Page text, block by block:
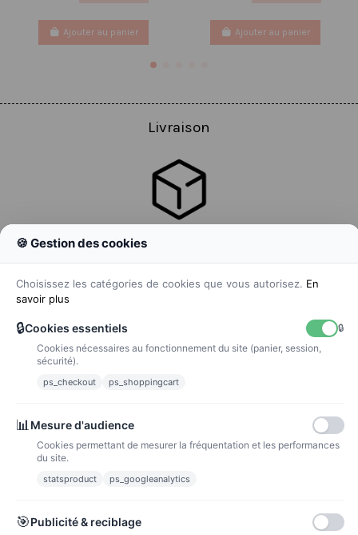
Ajouter au panier Ajouter au panier
Livraison
La poste
🍪 Gestion des cookies
Choisissez les catégories de cookies que vous autorisez. En
savoir plus
🔒Cookies essentiels
🔒
Cookies nécessaires au fonctionnement du site (panier, session,
sécurité).
ps_checkout ps_shoppingcart
📊 Mesure d'audience
Cookies permettant de mesurer la fréquentation et les performances
du site.
statsproduct ps_googleanalytics
🎯Publicité & reciblage